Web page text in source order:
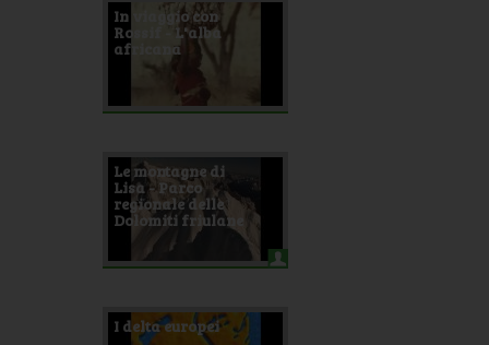
In viaggio con
Rossif - L'alba
africana
Le montagne di
Lisa - Parco
regionale delle
Dolomiti friulane
I delta europei